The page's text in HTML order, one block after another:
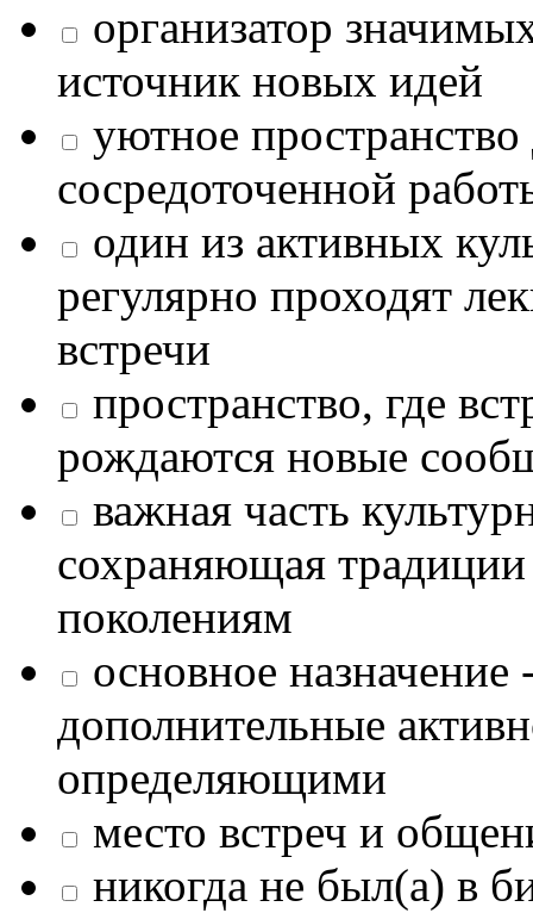
организатор
источник новых идей
уютное
сосредоточенной
один из активных
регулярно проходят
встречи
пространство, где
рождаются новые
важная часть
сохраняющая
поколениям
основное назначение
дополнительные
определяющими
место встреч и
никогда не был(а) в